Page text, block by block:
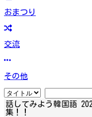
おまつり
交流
その他
話してみよう韓国語
集！！